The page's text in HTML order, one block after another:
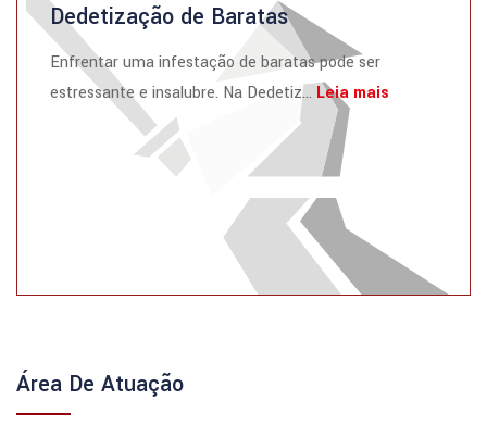
Dedetização de Baratas
Enfrentar uma infestação de baratas pode ser
estressante e insalubre. Na Dedetiz... Leia mais
Área De Atuação